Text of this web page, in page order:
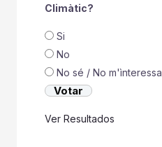
Climàtic?
Si
No
No sé / No m'ìnteressa
Ver Resultados